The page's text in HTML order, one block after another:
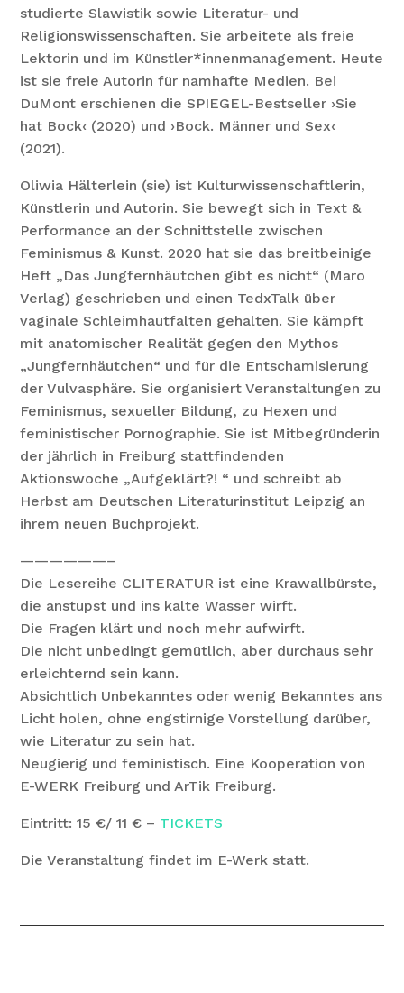
studierte Slawistik sowie Literatur- und
Religionswissenschaften. Sie arbeitete als freie
Lektorin und im Künstler*innenmanagement. Heute
ist sie freie Autorin für namhafte Medien. Bei
DuMont erschienen die SPIEGEL-Bestseller ›Sie
hat Bock‹ (2020) und ›Bock. Männer und Sex‹
(2021).
Oliwia Hälterlein (sie) ist Kulturwissenschaftlerin,
Künstlerin und Autorin. Sie bewegt sich in Text &
Performance an der Schnittstelle zwischen
Feminismus & Kunst. 2020 hat sie das breitbeinige
Heft „Das Jungfernhäutchen gibt es nicht“ (Maro
Verlag) geschrieben und einen TedxTalk über
vaginale Schleimhautfalten gehalten. Sie kämpft
mit anatomischer Realität gegen den Mythos
„Jungfernhäutchen“ und für die Entschamisierung
der Vulvasphäre. Sie organisiert Veranstaltungen zu
Feminismus, sexueller Bildung, zu Hexen und
feministischer Pornographie. Sie ist Mitbegründerin
der jährlich in Freiburg stattfindenden
Aktionswoche „Aufgeklärt?! “ und schreibt ab
Herbst am Deutschen Literaturinstitut Leipzig an
ihrem neuen Buchprojekt.
——————–
Die Lesereihe CLITERATUR ist eine Krawallbürste,
die anstupst und ins kalte Wasser wirft.
Die Fragen klärt und noch mehr aufwirft.
Die nicht unbedingt gemütlich, aber durchaus sehr
erleichternd sein kann.
Absichtlich Unbekanntes oder wenig Bekanntes ans
Licht holen, ohne engstirnige Vorstellung darüber,
wie Literatur zu sein hat.
Neugierig und feministisch. Eine Kooperation von
E-WERK Freiburg und ArTik Freiburg.
Eintritt: 15 €/ 11 € – TICKETS
Die Veranstaltung findet im E-Werk statt.